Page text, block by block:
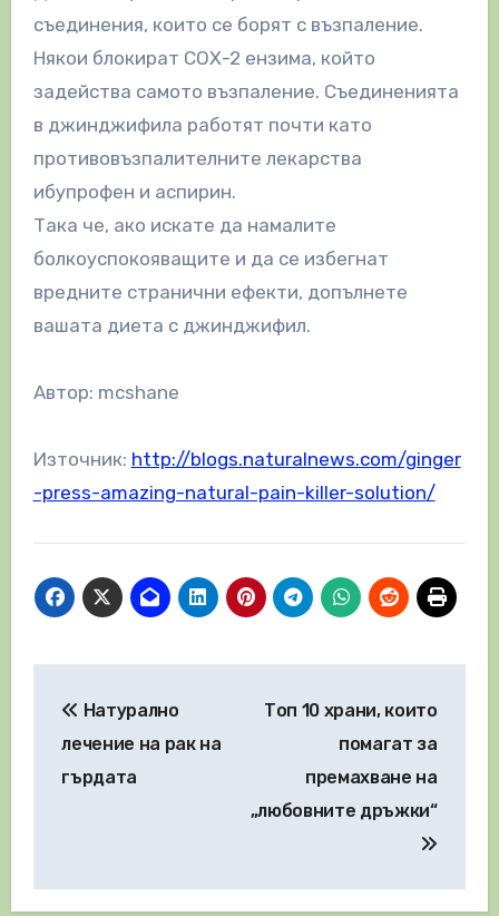
съединения, които се борят с възпаление.
Някои блокират СОХ-2 ензима, който
задейства самото възпаление. Съединенията
в джинджифила работят почти като
противовъзпалителните лекарства
ибупрофен и аспирин.
Така че, ако искате да намалите
болкоуспокояващите и да се избегнат
вредните странични ефекти, допълнете
вашата диета с джинджифил.
Автор: mcshane
Източник: http://blogs.naturalnews.com/ginger
-press-amazing-natural-pain-killer-solution/
Натурално
лечение на рак на
гърдата
Топ 10 храни, които
помагат за
премахване на
„любовните дръжки“